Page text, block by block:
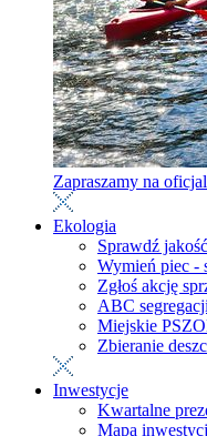
Zapraszamy na
Ekologia
Sprawdź
Wymień piec -
Zgłoś akcję
ABC
Miejskie
Zbieranie
Inwestycje
Kwartalne
Mapa